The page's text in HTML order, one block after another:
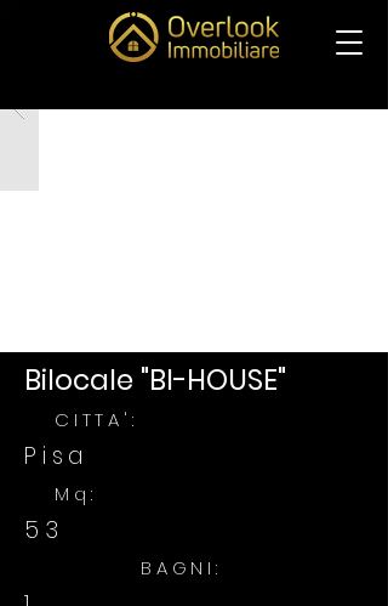
Bilocale "BI-HOUSE"
CITTA':
Pisa
Mq:
53
BAGNI: